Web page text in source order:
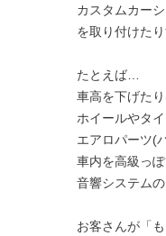
カスタムカー
を取り付けた
たとえば…
車高を下げた
ホイールやタ
エアロパーツ(
車内を高級っ
音響システム
お客さんが「